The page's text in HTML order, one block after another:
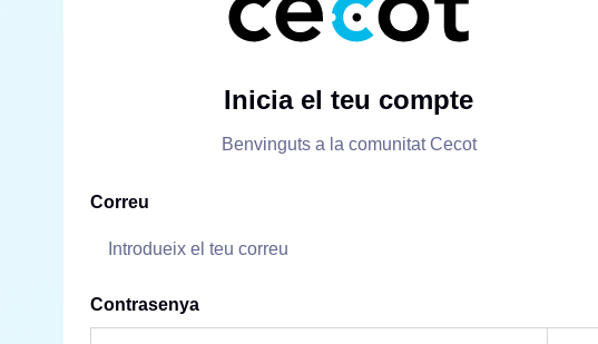
Inicia el teu compte
Benvinguts a la comunitat Cecot
Correu
Contrasenya